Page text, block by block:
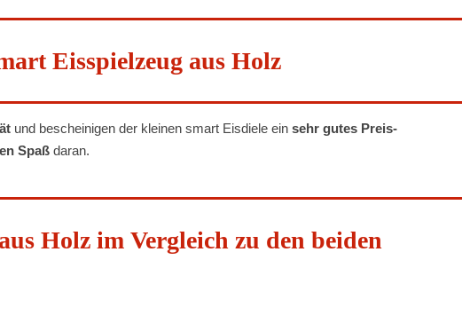
Eisspielzeug aus Holz
und bescheinigen der kleinen smart Eisdiele ein sehr gutes Preis-
Spaß daran.
Holz im Vergleich zu den beiden